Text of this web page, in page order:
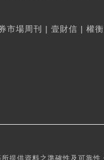
市場周刊 | 壹財信 | 權